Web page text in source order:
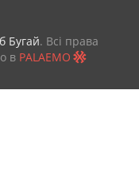
Бугай. Всі права
в PALAEMO